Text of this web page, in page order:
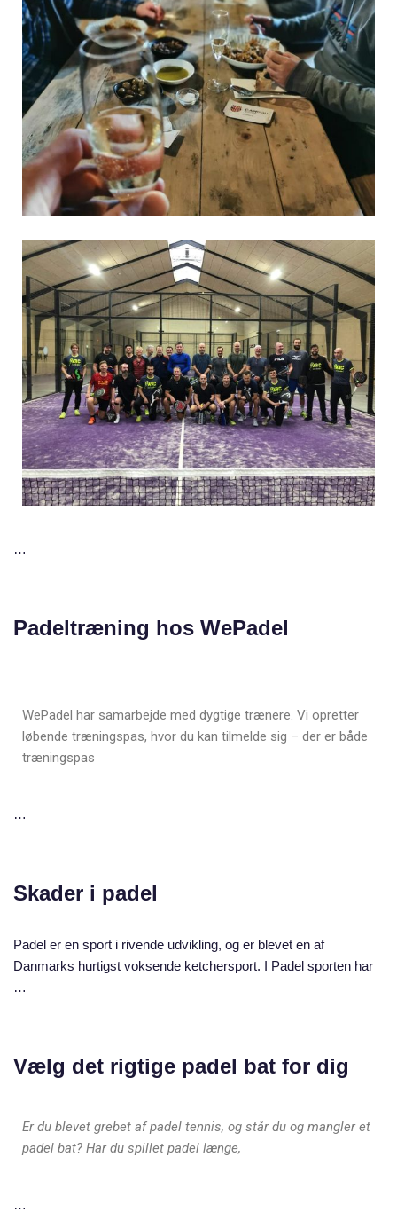
…
Padeltræning hos WePadel
WePadel har samarbejde med dygtige trænere. Vi opretter
løbende træningspas, hvor du kan tilmelde sig – der er både
træningspas
…
Skader i padel
Padel er en sport i rivende udvikling, og er blevet en af
Danmarks hurtigst voksende ketchersport. I Padel sporten har
…
Vælg det rigtige padel bat for dig
Er du blevet grebet af padel tennis, og står du og mangler et
padel bat? Har du spillet padel længe,
…